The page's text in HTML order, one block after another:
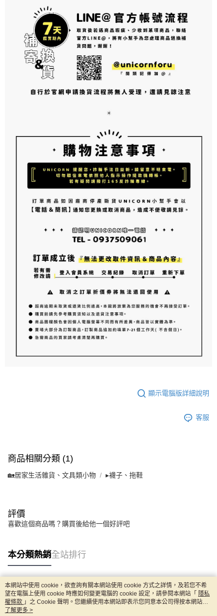
顯示電腦版詳細說明
客服
商品相關分類 (1)
🏡居家生活雜貨、文具類小物 ▸襪子、拖鞋
評價
喜歡這個商品嗎？購買後給他一個好評吧
本分類熱銷全站排行
熱門標籤
本網站中使用 cookie，欲查詢有關本網站使用 cookie 方式之詳情，及若您不希
望在電腦上使用 cookie 時應如何變更電腦的 cookie 設定，請參閱本網站「 隱私
權條款 」之 Cookie 聲明。您繼續使用本網站即表示您同意本公司得按本網站使
用條款之 Cookie 聲明使用 cookie。
了解更多 >